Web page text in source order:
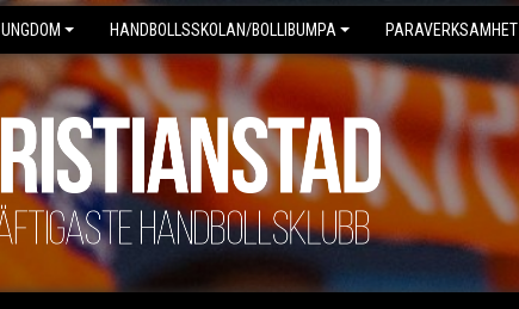
UNGDOM HANDBOLLSSKOLAN/BOLLIBUMPA PARAVERKSAMHET